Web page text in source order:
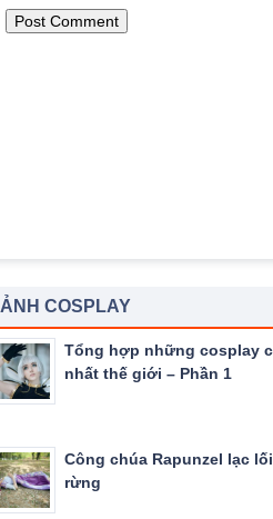
ẢNH COSPLAY
Tổng hợp những cosplay
nhất thế giới – Phần 1
Công chúa Rapunzel lạc
rừng